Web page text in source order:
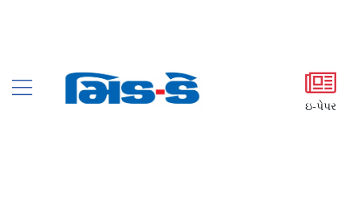
ઇ-પેપર